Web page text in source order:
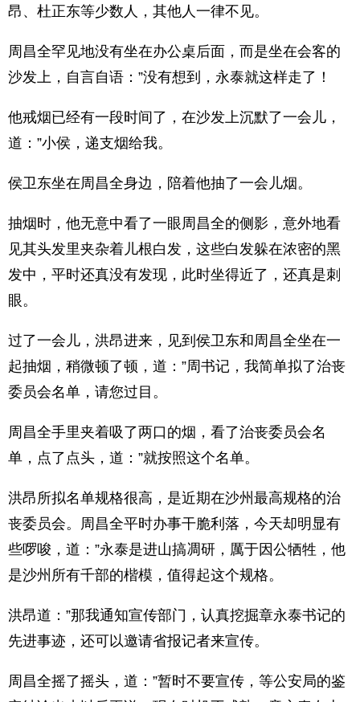
昂、杜正东等少数人，其他人一律不见。
周昌全罕见地没有坐在办公桌后面，而是坐在会客的
沙发上，自言自语：”没有想到，永泰就这样走了！
他戒烟已经有一段时间了，在沙发上沉默了一会儿，
道：”小侯，递支烟给我。
侯卫东坐在周昌全身边，陪着他抽了一会儿烟。
抽烟时，他无意中看了一眼周昌全的侧影，意外地看
见其头发里夹杂着儿根白发，这些白发躲在浓密的黑
发中，平时还真没有发现，此时坐得近了，还真是刺
眼。
过了一会儿，洪昂进来，见到侯卫东和周昌全坐在一
起抽烟，稍微顿了顿，道：”周书记，我简单拟了治丧
委员会名单，请您过目。
周昌全手里夹着吸了两口的烟，看了治丧委员会名
单，点了点头，道：”就按照这个名单。
洪昂所拟名单规格很高，是近期在沙州最高规格的治
丧委员会。周昌全平时办事干脆利落，今天却明显有
些啰唆，道：”永泰是进山搞凋研，厲于因公牺牲，他
是沙州所有千部的楷模，值得起这个规格。
洪昂道：”那我通知宣传部门，认真挖掘章永泰书记的
先进事迹，还可以邀请省报记者来宣传。
周昌全摇了摇头，道：”暂时不要宣传，等公安局的鉴